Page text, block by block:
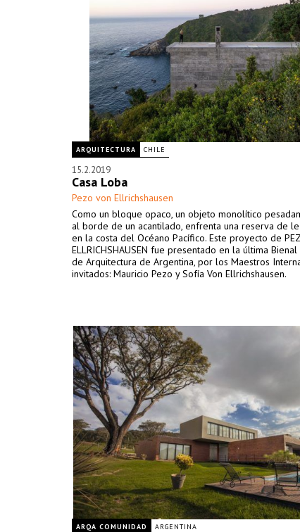
ARQUITECTURA CHILE
15.2.2019
Casa Loba
Pezo von Ellrichshausen
Como un bloque opaco, un objeto monolítico
al borde de un acantilado, enfrenta una reserva de
en la costa del Océano Pacífico. Este proyecto de
ELLRICHSHAUSEN fue presentado en la última
de Arquitectura de Argentina, por los Maestros
invitados: Mauricio Pezo y Sofía Von Ellrichshausen.
ARQA COMUNIDAD ARGENTINA